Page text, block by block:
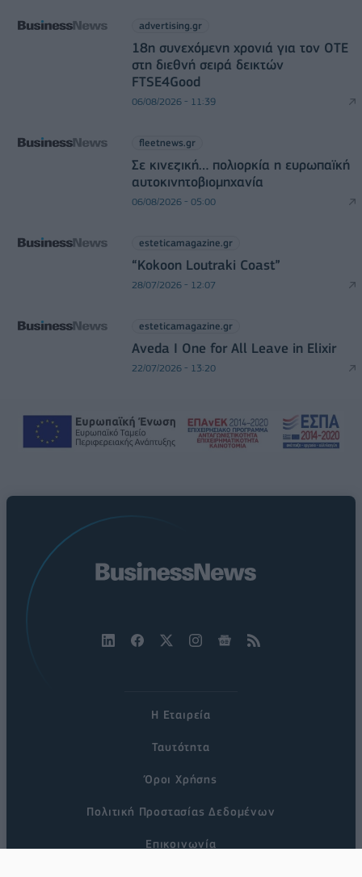
advertising.gr
18η συνεχόμενη χρονιά για τον ΟΤΕ
στη διεθνή σειρά δεικτών
FTSE4Good
06/08/2026 - 11:39
fleetnews.gr
Σε κινεζική… πολιορκία η ευρωπαϊκή
αυτοκινητοβιομηχανία
06/08/2026 - 05:00
esteticamagazine.gr
“Kokoon Loutraki Coast”
28/07/2026 - 12:07
esteticamagazine.gr
Aveda I One for All Leave in Elixir
22/07/2026 - 13:20
Η Εταιρεία
Ταυτότητα
Όροι Χρήσης
Πολιτική Προστασίας Δεδομένων
Επικοινωνία